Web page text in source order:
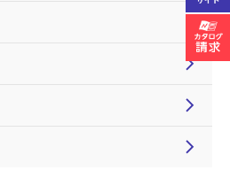
chevron_right
chevron_right
chevron_right
chevron_right